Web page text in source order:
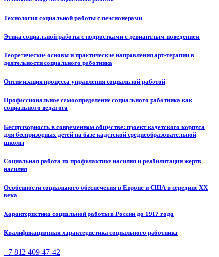
Технология социальной работы с пенсионерами
Этика социальной работы с подростками с девиантным поведением
Теоретические основы и практические направления арт-терапии в
деятельности социального работника
Оптимизация процесса управления социальной работой
Профессиональное самоопределение социального работника как
социального педагога
Беспризорность в современном обществе: проект кадетского корпуса
для беспризорных детей на базе кадетской среднеобразовательной
школы
Социальная работа по профилактике насилия и реабилитации жертв
насилия
Особенности социального обеспечения в Европе и США в середине XX
века
Характеристика социальной работы в России до 1917 года
Квалификационная характеристика социального работника
+7 812 409-47-42